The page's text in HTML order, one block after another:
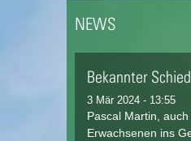
NEWS
Bekannter
3 Mär 2024 - 13:55
Pascal Martin,
Erwachsenen ins